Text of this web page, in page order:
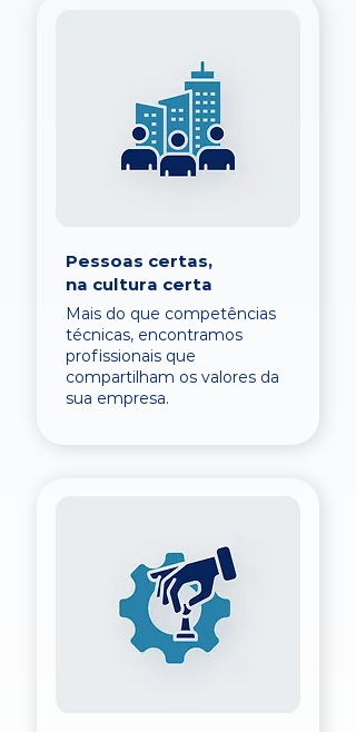
Pessoas certas,
na cultura certa
Mais do que competências
técnicas, encontramos
profissionais que
compartilham os valores da
sua empresa.